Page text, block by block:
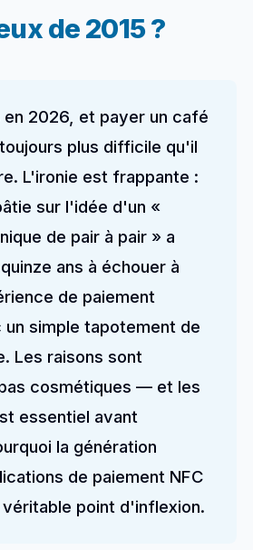
de 2015 ?
en 2026, et payer un café
plus difficile qu'il
L'ironie est frappante :
sur l'idée d'un «
de pair à pair » a
ans à échouer à
de paiement
un simple tapotement de
Les raisons sont
cosmétiques — et les
essentiel avant
la génération
de paiement NFC
point d'inflexion.